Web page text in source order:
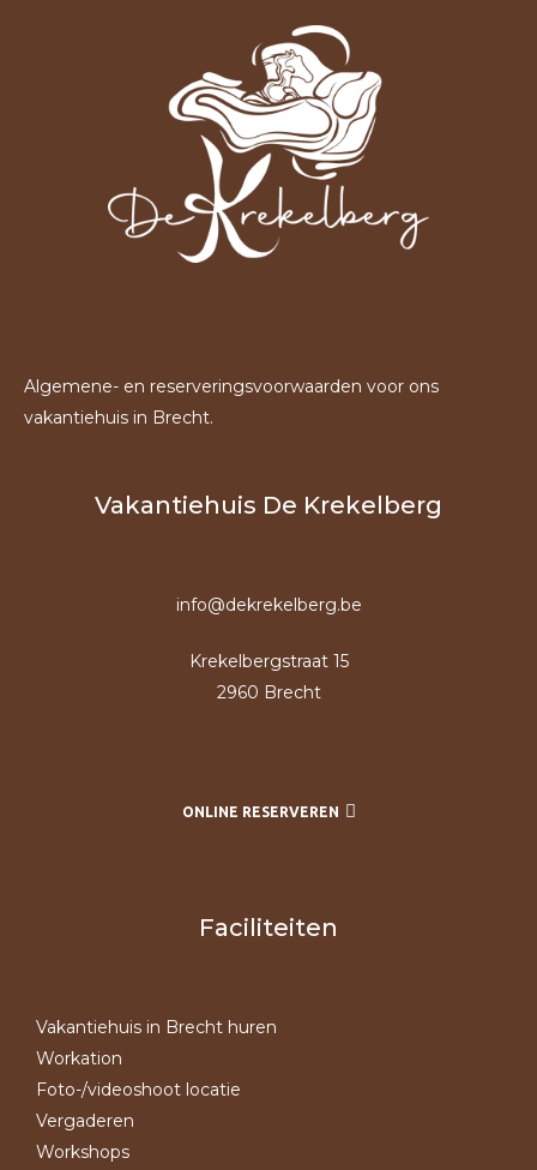
Algemene- en reserveringsvoorwaarden voor ons
vakantiehuis in Brecht.
Vakantiehuis De Krekelberg
info@dekrekelberg.be
Krekelbergstraat 15
2960 Brecht
ONLINE RESERVEREN
Faciliteiten
Vakantiehuis in Brecht huren
Workation
Foto-/videoshoot locatie
Vergaderen
Workshops